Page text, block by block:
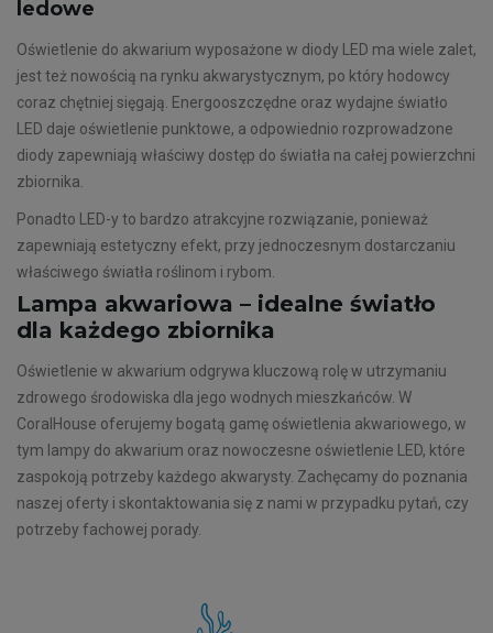
ledowe
Oświetlenie do akwarium wyposażone w diody LED ma wiele zalet,
jest też nowością na rynku akwarystycznym, po który hodowcy
coraz chętniej sięgają. Energooszczędne oraz wydajne światło
LED daje oświetlenie punktowe, a odpowiednio rozprowadzone
diody zapewniają właściwy dostęp do światła na całej powierzchni
zbiornika.
Ponadto LED-y to bardzo atrakcyjne rozwiązanie, ponieważ
zapewniają estetyczny efekt, przy jednoczesnym dostarczaniu
właściwego światła roślinom i rybom.
Lampa akwariowa – idealne światło
dla każdego zbiornika
Oświetlenie w akwarium odgrywa kluczową rolę w utrzymaniu
zdrowego środowiska dla jego wodnych mieszkańców. W
CoralHouse oferujemy bogatą gamę oświetlenia akwariowego, w
tym lampy do akwarium oraz nowoczesne oświetlenie LED, które
zaspokoją potrzeby każdego akwarysty. Zachęcamy do poznania
naszej oferty i skontaktowania się z nami w przypadku pytań, czy
potrzeby fachowej porady.